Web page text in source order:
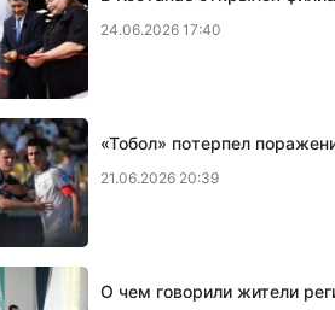
24.06.2026 17:40
«Тобол» потерпел
21.06.2026 20:39
О чем говорили жители